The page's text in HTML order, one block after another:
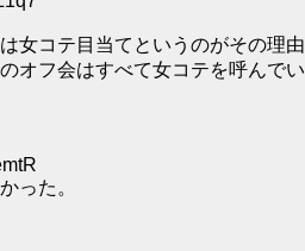
女コテ目当てというのがその理由
オフ会はすべて女コテを呼んでい
った。